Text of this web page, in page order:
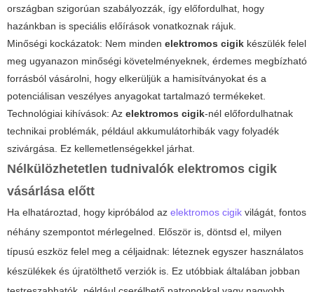
országban szigorúan szabályozzák, így előfordulhat, hogy
hazánkban is speciális előírások vonatkoznak rájuk.
Minőségi kockázatok: Nem minden elektromos cigik készülék felel
meg ugyanazon minőségi követelményeknek, érdemes megbízható
forrásból vásárolni, hogy elkerüljük a hamisítványokat és a
potenciálisan veszélyes anyagokat tartalmazó termékeket.
Technológiai kihívások: Az elektromos cigik-nél előfordulhatnak
technikai problémák, például akkumulátorhibák vagy folyadék
szivárgása. Ez kellemetlenségekkel járhat.
Nélkülözhetetlen tudnivalók elektromos cigik
vásárlása előtt
Ha elhatároztad, hogy kipróbálod az elektromos cigik világát, fontos
néhány szempontot mérlegelned. Először is, döntsd el, milyen
típusú eszköz felel meg a céljaidnak: léteznek egyszer használatos
készülékek és újratölthető verziók is. Ez utóbbiak általában jobban